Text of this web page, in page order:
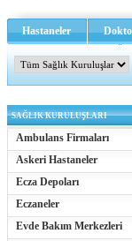
Hastaneler
Sağlık TV - Video
SAĞLIK KURULUŞLARI
Ambulans Firmaları
Askeri Hastaneler
Ecza Depoları
Eczaneler
Evde Bakım Merkezleri